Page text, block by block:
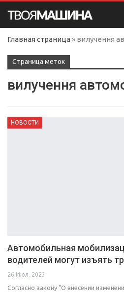
Главная страница » вилучення
Cтраница меток
вилучення
НОВОСТИ
Автомобильная
водителей могут изъять
26 Июл, 2023
Согласно закону "О внесении